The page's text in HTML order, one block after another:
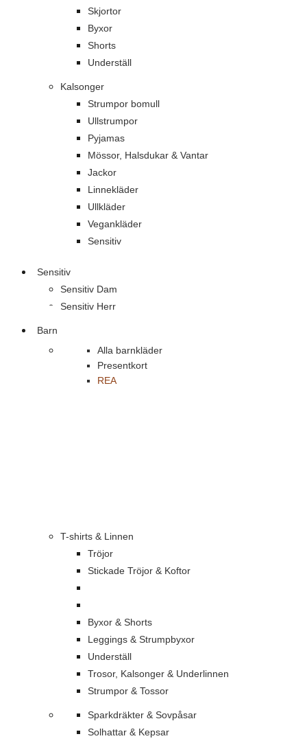
Skjortor
Byxor
Shorts
Underställ
Kalsonger
Strumpor bomull
Ullstrumpor
Pyjamas
Mössor, Halsdukar & Vantar
Jackor
Linnekläder
Ullkläder
Vegankläder
Sensitiv
Sensitiv
Sensitiv Dam
Sensitiv Herr
Barn
Alla barnkläder
Presentkort
REA
T-shirts & Linnen
Tröjor
Stickade Tröjor & Koftor
Byxor & Shorts
Leggings & Strumpbyxor
Underställ
Trosor, Kalsonger & Underlinnen
Strumpor & Tossor
Sparkdräkter & Sovpåsar
Solhattar & Kepsar